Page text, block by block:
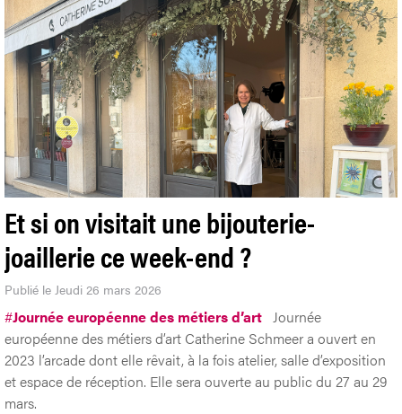
Et si on visitait une bijouterie-
joaillerie ce week-end ?
Publié le Jeudi 26 mars 2026
#Journée européenne des métiers d’art Journée
européenne des métiers d’art Catherine Schmeer a ouvert en
2023 l’arcade dont elle rêvait, à la fois atelier, salle d’exposition
et espace de réception. Elle sera ouverte au public du 27 au 29
mars.